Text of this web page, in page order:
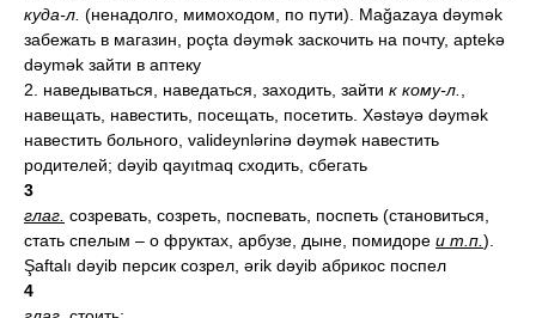
куда-л. (ненадолго, мимоходом, по пути). Mağazaya dəymək
забежать в магазин, poçta dəymək заскочить на почту, aptekə
dəymək зайти в аптеку
2. наведываться, наведаться, заходить, зайти к кому-л.
навещать, навестить, посещать, посетить. Xəstəyə dəymək
навестить больного, valideynlərinə dəymək навестить
родителей; dəyib qayıtmaq сходить, сбегать
3
глаг. созревать, созреть, поспевать, поспеть (становиться,
стать спелым – о фруктах, арбузе, дыне, помидоре и т.п. ).
Şaftalı dəyib персик созрел, ərik dəyib абрикос поспел
4